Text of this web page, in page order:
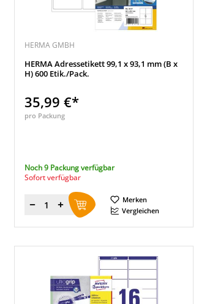
HERMA GMBH
HERMA Adressetikett 99,1 x 93,1 mm (B x
H) 600 Etik./Pack.
35,99 €*
pro Packung
Noch 9 Packung verfügbar
Sofort verfügbar
Menge
Merken
Vergleichen